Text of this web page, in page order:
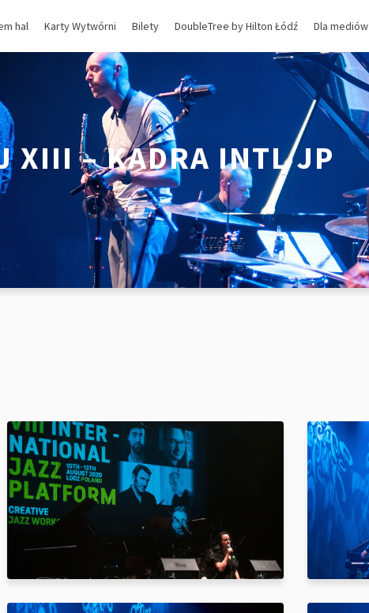
hal Karty Wytwórni Bilety DoubleTree by Hilton Łódź Dla mediów
XIII – KADRA INTL JP